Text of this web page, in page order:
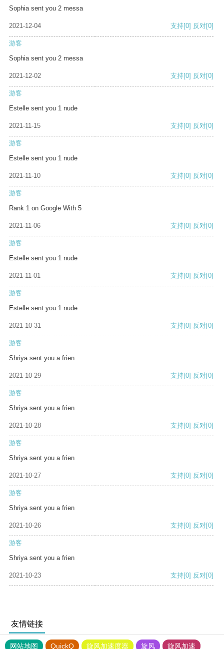
Sophia sent you 2 messa
2021-12-04 支持[0] 反对[0]
游客
Sophia sent you 2 messa
2021-12-02 支持[0] 反对[0]
游客
Estelle sent you 1 nude
2021-11-15 支持[0] 反对[0]
游客
Estelle sent you 1 nude
2021-11-10 支持[0] 反对[0]
游客
Rank 1 on Google With 5
2021-11-06 支持[0] 反对[0]
游客
Estelle sent you 1 nude
2021-11-01 支持[0] 反对[0]
游客
Estelle sent you 1 nude
2021-10-31 支持[0] 反对[0]
游客
Shriya sent you a frien
2021-10-29 支持[0] 反对[0]
游客
Shriya sent you a frien
2021-10-28 支持[0] 反对[0]
游客
Shriya sent you a frien
2021-10-27 支持[0] 反对[0]
游客
Shriya sent you a frien
2021-10-26 支持[0] 反对[0]
游客
Shriya sent you a frien
2021-10-23 支持[0] 反对[0]
友情链接
网站地图 QuickQ 旋风加速度器 旋风 旋风加速